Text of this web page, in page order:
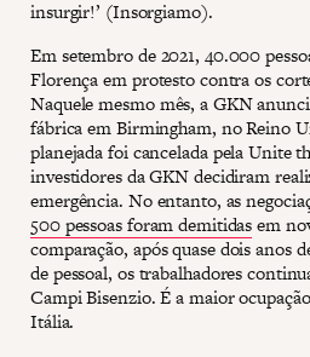
insurgir!’ (Insorgiamo).
Em setembro de 2021, 40.000
Florença em protesto contra os
Naquele mesmo mês, a GKN
fábrica em Birmingham, no Reino
planejada foi cancelada pela Unite
investidores da GKN decidiram
emergência. No entanto, as
500 pessoas foram demitidasem
comparação, após quase dois anos
de pessoal, os trabalhadores
Campi Bisenzio. É a maior
Itália.